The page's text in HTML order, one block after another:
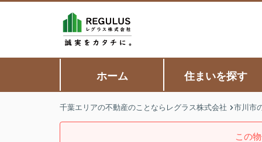
ホーム 住まいを探す
千葉エリアの不動産のことならレグラス株式会社 市川市
この